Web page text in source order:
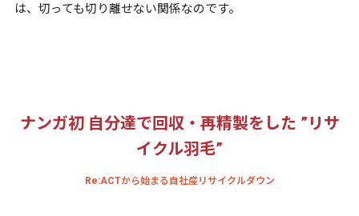
は、切っても切り離せない関係なのです。
ナンガ初 自分達で回収・再精製をした ”リサ
イクル羽毛”
Re:ACTから始まる自社産リサイクルダウン